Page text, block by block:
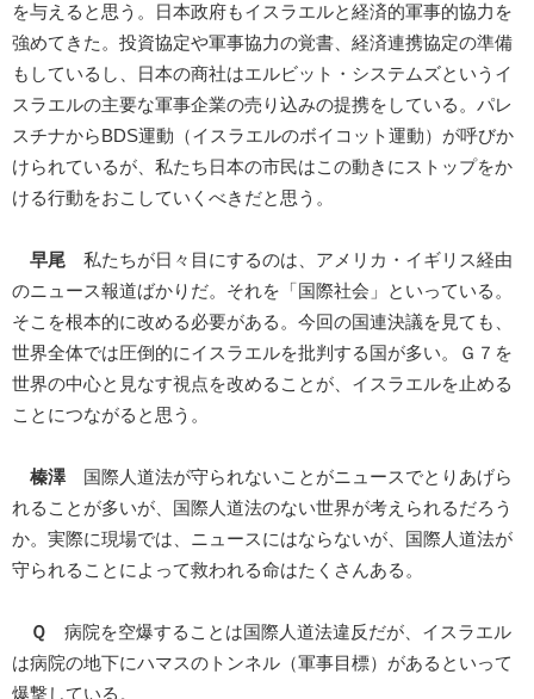
を与えると思う。日本政府もイスラエルと経済的軍事的協力を
強めてきた。投資協定や軍事協力の覚書、経済連携協定の準備
もしているし、日本の商社はエルビット・システムズというイ
スラエルの主要な軍事企業の売り込みの提携をしている。パレ
スチナからBDS運動（イスラエルのボイコット運動）が呼びか
けられているが、私たち日本の市民はこの動きにストップをか
ける行動をおこしていくべきだと思う。
早尾 私たちが日々目にするのは、アメリカ・イギリス経由
のニュース報道ばかりだ。それを「国際社会」といっている。
そこを根本的に改める必要がある。今回の国連決議を見ても、
世界全体では圧倒的にイスラエルを批判する国が多い。Ｇ７を
世界の中心と見なす視点を改めることが、イスラエルを止める
ことにつながると思う。
榛澤 国際人道法が守られないことがニュースでとりあげら
れることが多いが、国際人道法のない世界が考えられるだろう
か。実際に現場では、ニュースにはならないが、国際人道法が
守られることによって救われる命はたくさんある。
Ｑ 病院を空爆することは国際人道法違反だが、イスラエル
は病院の地下にハマスのトンネル（軍事目標）があるといって
爆撃している。